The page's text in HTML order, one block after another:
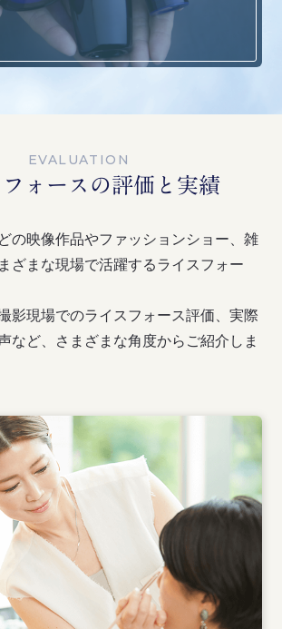
EVALUATION
フォースの評価と実績
の映像作品やファッションショー、雑
ざまな現場で活躍するライスフォー
影現場でのライスフォース評価、実際
など、さまざまな角度からご紹介しま